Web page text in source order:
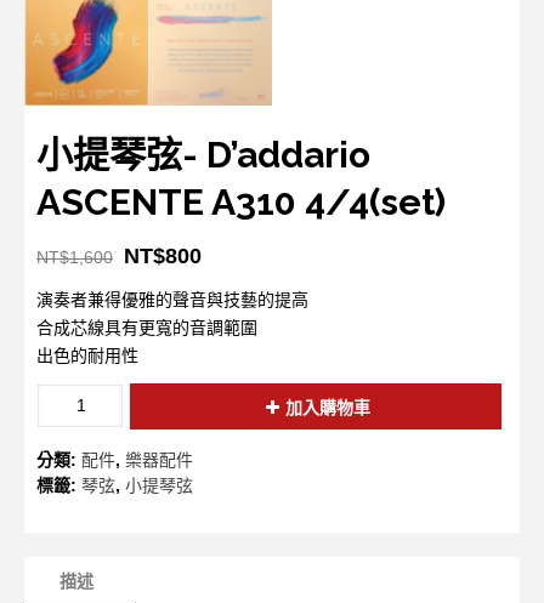
小提琴弦- D’addario
ASCENTE A310 4/4(set)
NT$1,600 NT$800
演奏者兼得優雅的聲音與技藝的提高
合成芯線具有更寬的音調範圍
出色的耐用性
加入購物車
分類: 配件, 樂器配件
標籤: 琴弦, 小提琴弦
描述